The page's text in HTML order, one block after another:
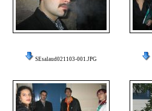
SEsalaud021103-001.JPG